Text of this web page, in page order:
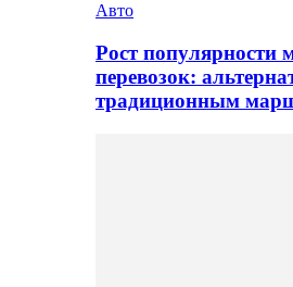
Авто
Рост популярности
перевозок:
традиционным